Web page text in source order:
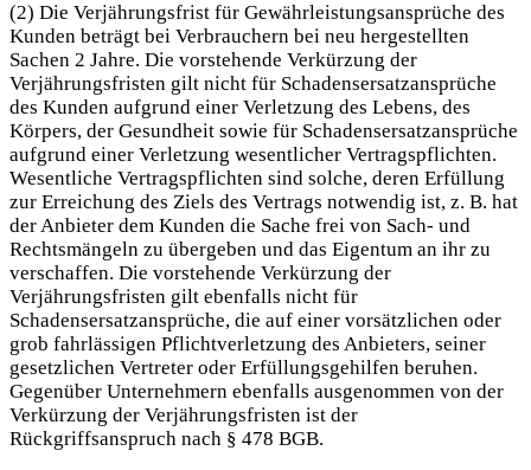
(2) Die Verjährungsfrist für Gewährleistungsansprüche des
Kunden beträgt bei Verbrauchern bei neu hergestellten
Sachen 2 Jahre. Die vorstehende Verkürzung der
Verjährungsfristen gilt nicht für Schadensersatzansprüche
des Kunden aufgrund einer Verletzung des Lebens, des
Körpers, der Gesundheit sowie für Schadensersatzansprüche
aufgrund einer Verletzung wesentlicher Vertragspflichten.
Wesentliche Vertragspflichten sind solche, deren Erfüllung
zur Erreichung des Ziels des Vertrags notwendig ist, z. B. hat
der Anbieter dem Kunden die Sache frei von Sach- und
Rechtsmängeln zu übergeben und das Eigentum an ihr zu
verschaffen. Die vorstehende Verkürzung der
Verjährungsfristen gilt ebenfalls nicht für
Schadensersatzansprüche, die auf einer vorsätzlichen oder
grob fahrlässigen Pflichtverletzung des Anbieters, seiner
gesetzlichen Vertreter oder Erfüllungsgehilfen beruhen.
Gegenüber Unternehmern ebenfalls ausgenommen von der
Verkürzung der Verjährungsfristen ist der
Rückgriffsanspruch nach § 478 BGB.